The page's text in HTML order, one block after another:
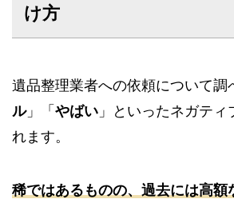
け方
遺品整理業者への依頼について調
ル」「 やばい 」といったネガテ
れます。
稀ではあるものの、過去には高額